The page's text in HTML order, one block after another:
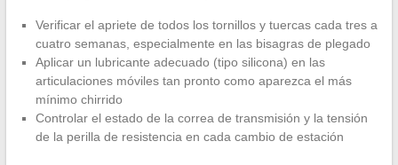
Verificar el apriete de todos los tornillos y tuercas cada tres a
cuatro semanas, especialmente en las bisagras de plegado
Aplicar un lubricante adecuado (tipo silicona) en las
articulaciones móviles tan pronto como aparezca el más
mínimo chirrido
Controlar el estado de la correa de transmisión y la tensión
de la perilla de resistencia en cada cambio de estación